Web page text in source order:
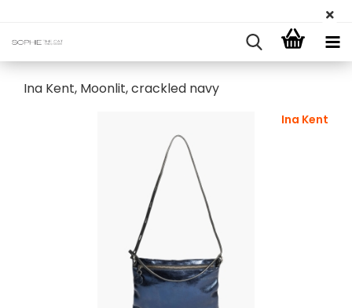
Ina Kent, Moonlit, crackled navy
Ina Kent